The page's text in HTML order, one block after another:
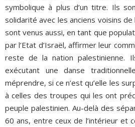
symbolique à plus d’un titre. Ils
solidarité avec les anciens voisins
sont venus aussi, en tant que
par l’Etat d’Israël, affirmer leur
reste de la nation palestinienne.
exécutant une danse
méprendre, si ce n’est qu’elle les
à celles des troupes qui les ont
peuple palestinien. Au-delà des
60 ans, entre ceux de l’intérieur et